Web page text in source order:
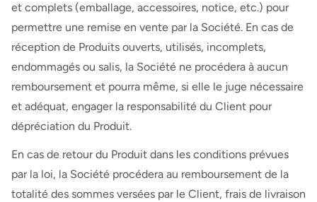
et complets (emballage, accessoires, notice, etc.) pour
permettre une remise en vente par la Société. En cas de
réception de Produits ouverts, utilisés, incomplets,
endommagés ou salis, la Société ne procédera à aucun
remboursement et pourra même, si elle le juge nécessaire
et adéquat, engager la responsabilité du Client pour
dépréciation du Produit.
En cas de retour du Produit dans les conditions prévues
par la loi, la Société procédera au remboursement de la
totalité des sommes versées par le Client, frais de livraison